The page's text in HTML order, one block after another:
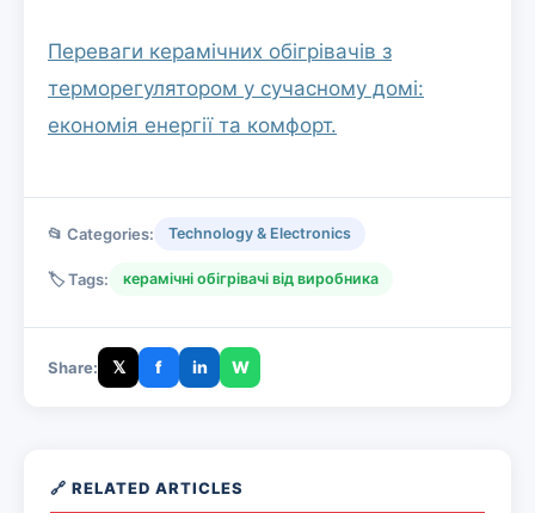
Переваги керамічних обігрівачів з
терморегулятором у сучасному домі:
економія енергії та комфорт.
📂 Categories: Technology & Electronics
🏷️ Tags: керамічні обігрівачі від виробника
Share: 𝕏 f in W
🔗 RELATED ARTICLES